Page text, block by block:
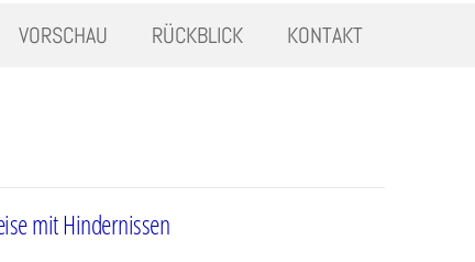
VORSCHAU RÜCKBLICK KONTAKT
mit Hindernissen